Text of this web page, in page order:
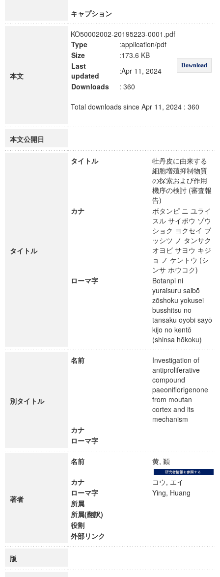
キャプション
本文
KO50002002-20195223-0001.pdf
Type
:application/pdf
Download
Size
:173.6 KB
Last
updated
:Apr 11, 2024
Downloads
: 360
Total downloads since Apr 11, 2024 : 360
本文公開日
タイトル
タイトル
牡丹皮に由来する
細胞増殖抑制物質
の探索および作用
機序の検討 (審査報
告)
カナ
ボタンピ ニ ユライ
スル サイボウ ゾウ
ショク ヨクセイ ブ
ッシツ ノ タンサク
オヨビ サヨウ キジ
ョ ノ ケントウ (シ
ンサ ホウコク)
ローマ字
Botanpi ni
yuraisuru saibō
zōshoku yokusei
busshitsu no
tansaku oyobi sayō
kijo no kentō
(shinsa hōkoku)
別タイトル
名前
Investigation of
antiproliferative
compound
paeoniflorigenone
from moutan
cortex and its
mechanism
カナ
ローマ字
著者
名前 黄, 穎
カナ
コウ, エイ
ローマ字
Ying, Huang
所属
所属(翻訳)
役割
外部リンク
版